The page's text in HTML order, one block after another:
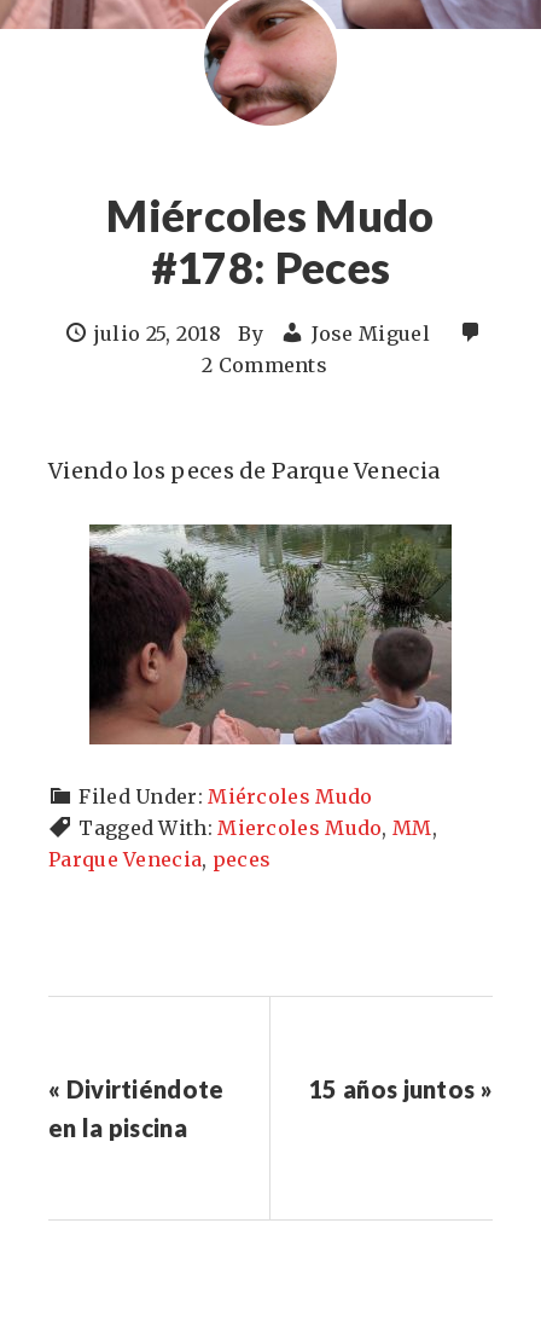
Miércoles Mudo
#178: Peces
julio 25, 2018 By
Jose Miguel
2 Comments
Viendo los peces de Parque Venecia
Filed Under:Miércoles Mudo
Tagged With:Miercoles Mudo,MM,
Parque Venecia, peces
« Divirtiéndote
en la piscina
15 años juntos »